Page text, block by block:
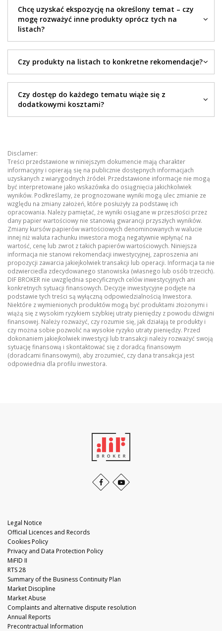
Chcę uzyskać ekspozycję na określony temat – czy
mogę rozważyć inne produkty oprócz tych na
listach?
Czy produkty na listach to konkretne rekomendacje?
Czy dostęp do każdego tematu wiąże się z
dodatkowymi kosztami?
Disclamer:
Treści przedstawione w niniejszym dokumencie mają charakter
informacyjny i opierają się na publicznie dostępnych informacjach
uzyskanych z wiarygodnych źródeł. Przedstawione informacje nie mogą
być interpretowane jako wskazówka do osiągnięcia jakichkolwiek
wyników. Podkreślamy, że prognozowane wyniki mogą ulec zmianie ze
względu na zmiany założeń, które posłużyły za podstawę ich
opracowania. Należy pamiętać, że wyniki osiągane w przeszłości przez
dany papier wartościowy nie stanowią gwarancji przyszłych wyników.
Zmiany kursów papierów wartościowych denominowanych w walucie
innej niż waluta rachunku inwestora mogą negatywnie wpłynąć na
wartość, cenę lub zwrot z takich papierów wartościowych. Niniejsza
informacja nie stanowi rekomendacji inwestycyjnej, zaproszenia ani
propozycji zawarcia jakiejkolwiek transakcji lub operacji. Informacja ta nie
odzwierciedla zdecydowanego stanowiska (własnego lub osób trzecich).
DIF BROKER nie uwzględnia specyficznych celów inwestycyjnych ani
konkretnych sytuacji finansowych. Decyzje inwestycyjne podjęte na
podstawie tych treści są wyłączną odpowiedzialnością Inwestora.
Niektóre z wymienionych produktów mogą być produktami złożonymi i
wiążą się z wysokim ryzykiem szybkiej utraty pieniędzy z powodu dźwigni
finansowej. Należy rozważyć, czy rozumie się, jak działają te produkty i
czy można sobie pozwolić na wysokie ryzyko utraty pieniędzy. Przed
dokonaniem jakiejkolwiek inwestycji lub transakcji należy rozważyć swoją
sytuację finansową i skontaktować się z doradcą finansowym
(doradcami finansowymi), aby zrozumieć, czy dana transakcja jest
odpowiednia dla profilu inwestora.
Legal Notice
Official Licences and Records
Cookies Policy
Privacy and Data Protection Policy
MiFID II
RTS 28
Summary of the Business Continuity Plan
Market Discipline
Market Abuse
Complaints and alternative dispute resolution
Annual Reports
Precontractual Information